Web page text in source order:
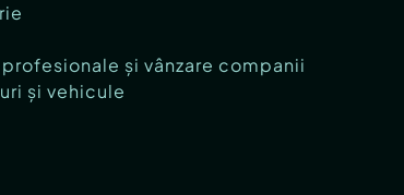
și vânzare companii
și vehicule